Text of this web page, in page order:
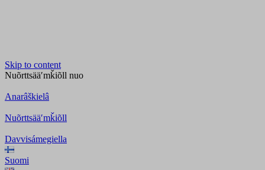
Skip to content
Nuõrttsääʹmǩiõll nuo
Anarâškielâ
Nuõrttsääʹmǩiõll
Davvisámegiella
Suomi